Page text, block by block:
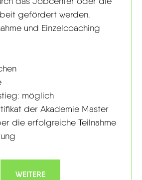
gefördert werden.
und Einzelcoaching
möglich
der Akademie Master
die erfolgreiche Teilnahme
WEITERE